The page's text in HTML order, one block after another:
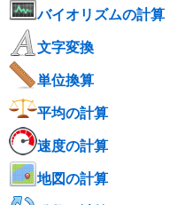
バイオリズムの計算
文字変換
単位換算
平均の計算
速度の計算
地図の計算